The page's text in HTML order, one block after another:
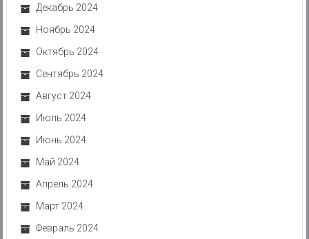
Декабрь 2024
Ноябрь 2024
Октябрь 2024
Сентябрь 2024
Август 2024
Июль 2024
Июнь 2024
Май 2024
Апрель 2024
Март 2024
Февраль 2024